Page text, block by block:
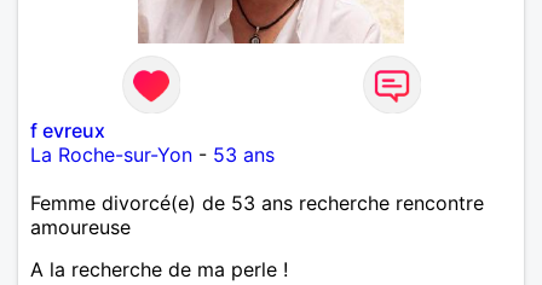
f evreux
La Roche-sur-Yon - 53 ans
Femme divorcé(e) de 53 ans recherche rencontre
amoureuse
A la recherche de ma perle !